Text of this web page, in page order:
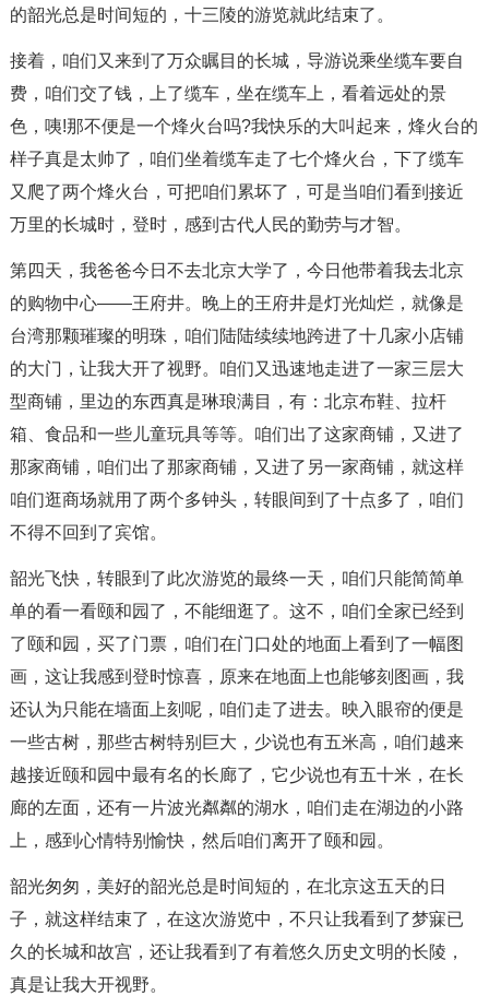
的韶光总是时间短的，十三陵的游览就此结束了。
接着，咱们又来到了万众瞩目的长城，导游说乘坐缆车要自
费，咱们交了钱，上了缆车，坐在缆车上，看着远处的景
色，咦!那不便是一个烽火台吗?我快乐的大叫起来，烽火台的
样子真是太帅了，咱们坐着缆车走了七个烽火台，下了缆车
又爬了两个烽火台，可把咱们累坏了，可是当咱们看到接近
万里的长城时，登时，感到古代人民的勤劳与才智。
第四天，我爸爸今日不去北京大学了，今日他带着我去北京
的购物中心——王府井。晚上的王府井是灯光灿烂，就像是
台湾那颗璀璨的明珠，咱们陆陆续续地跨进了十几家小店铺
的大门，让我大开了视野。咱们又迅速地走进了一家三层大
型商铺，里边的东西真是琳琅满目，有：北京布鞋、拉杆
箱、食品和一些儿童玩具等等。咱们出了这家商铺，又进了
那家商铺，咱们出了那家商铺，又进了另一家商铺，就这样
咱们逛商场就用了两个多钟头，转眼间到了十点多了，咱们
不得不回到了宾馆。
韶光飞快，转眼到了此次游览的最终一天，咱们只能简简单
单的看一看颐和园了，不能细逛了。这不，咱们全家已经到
了颐和园，买了门票，咱们在门口处的地面上看到了一幅图
画，这让我感到登时惊喜，原来在地面上也能够刻图画，我
还认为只能在墙面上刻呢，咱们走了进去。映入眼帘的便是
一些古树，那些古树特别巨大，少说也有五米高，咱们越来
越接近颐和园中最有名的长廊了，它少说也有五十米，在长
廊的左面，还有一片波光粼粼的湖水，咱们走在湖边的小路
上，感到心情特别愉快，然后咱们离开了颐和园。
韶光匆匆，美好的韶光总是时间短的，在北京这五天的日
子，就这样结束了，在这次游览中，不只让我看到了梦寐已
久的长城和故宫，还让我看到了有着悠久历史文明的长陵，
真是让我大开视野。